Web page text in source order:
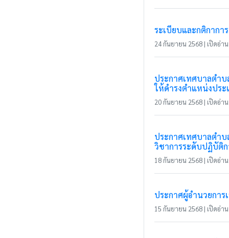
ระเบียบและกติกากา
24 กันยายน 2568 | เปิดอ่า
ประกาศเทศบาลตำ
ให้ดำรงตำแหน่งปร
20 กันยายน 2568 | เปิดอ่า
ประกาศเทศบาลตำ
วิชาการระดับปฏิบัติก
18 กันยายน 2568 | เปิดอ่า
ประกาศผู้อำนวยกา
15 กันยายน 2568 | เปิดอ่า